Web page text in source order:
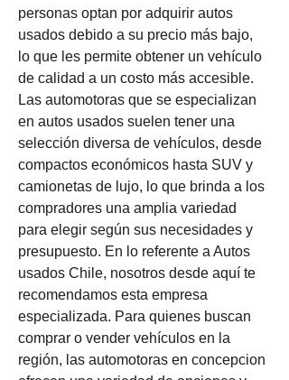
personas optan por adquirir autos
usados debido a su precio más bajo,
lo que les permite obtener un vehículo
de calidad a un costo más accesible.
Las automotoras que se especializan
en autos usados suelen tener una
selección diversa de vehículos, desde
compactos económicos hasta SUV y
camionetas de lujo, lo que brinda a los
compradores una amplia variedad
para elegir según sus necesidades y
presupuesto. En lo referente a Autos
usados Chile, nosotros desde aquí te
recomendamos esta empresa
especializada. Para quienes buscan
comprar o vender vehículos en la
región, las automotoras en concepcion